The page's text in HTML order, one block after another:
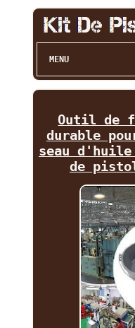
MENU
Outil de
durable
seau
de